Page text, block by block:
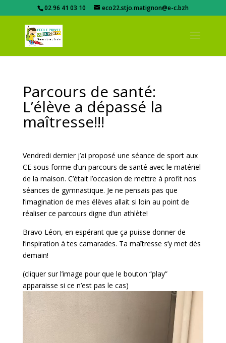
02 96 41 03 10 eco22.stjo.matignon@e-c.bzh
Parcours de santé:
L’élève a dépassé la
maîtresse!!!
Vendredi dernier j’ai proposé une séance de sport aux
CE sous forme d’un parcours de santé avec le matériel
de la maison. C’était l’occasion de mettre à profit nos
séances de gymnastique. Je ne pensais pas que
l’imagination de mes élèves allait si loin au point de
réaliser ce parcours digne d’un athlète!
Bravo Léon, en espérant que ça puisse donner de
l’inspiration à tes camarades. Ta maîtresse s’y met dès
demain!
(cliquer sur l’image pour que le bouton “play”
apparaisse si ce n’est pas le cas)